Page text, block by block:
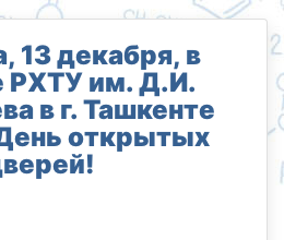
13 декабря, в
РХТУ им. Д.И.
в г. Ташкенте
открытых